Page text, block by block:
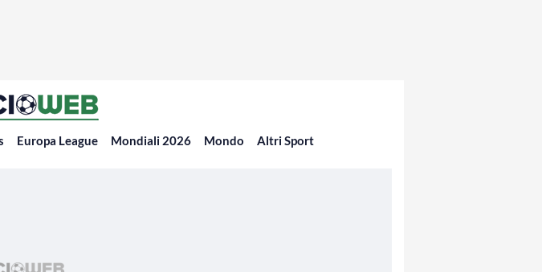
Europa League Mondiali 2026 Mondo Altri Sport